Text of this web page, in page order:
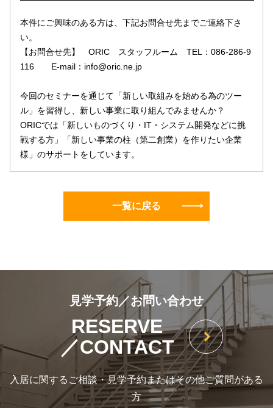
本件にご興味のある方は、下記お問合せ先までご連絡下さ
い。
【お問合せ先】 ORIC スタッフルーム TEL：086-286-9
116 E-mail：info@oric.ne.jp
今回のセミナーを通じて「新しい取組みを始める為のツー
ル」を習得し、新しい事業に取り組んでみませんか？
ORICでは「新しいものづくり・IT・システム開発などに挑
戦する方」「新しい事業の柱（第二創業）を作りたい企業
様」のサポートをしています。
一覧に戻る
見学予約／お問い合わせ
RESERVE
／CONTACT
入居に関するご相談・見学予約またはその他ご質問がある
方